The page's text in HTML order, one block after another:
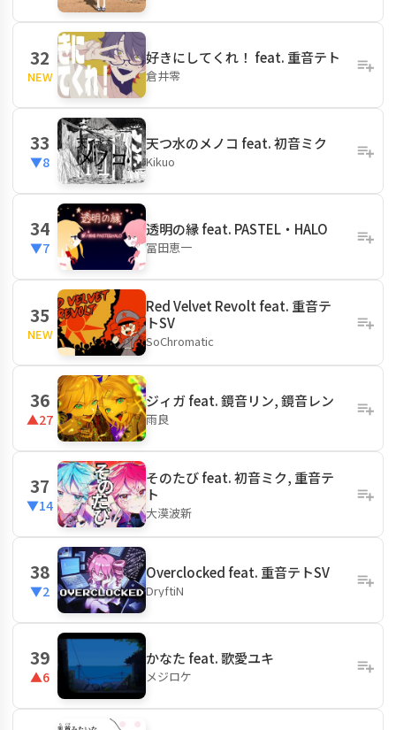
32
NEW
好きにしてくれ！ feat. 重音テト
倉井零
33
▼8
天つ水のメノコ feat. 初音ミク
Kikuo
34
▼7
透明の縁 feat. PASTEL・HALO
冨田恵一
35
NEW
Red Velvet Revolt feat. 重音テ
トSV
SoChromatic
36
▲27
ジィガ feat. 鏡音リン, 鏡音レン
雨良
37
▼14
そのたび feat. 初音ミク, 重音テ
ト
大漠波新
38
▼2
Overclocked feat. 重音テトSV
DryftiN
39
▲6
かなた feat. 歌愛ユキ
メジロケ